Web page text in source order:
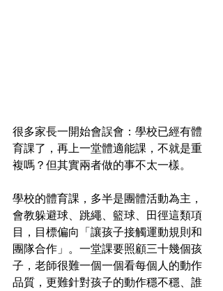
很多家長一開始會誤會：學校已經有體
育課了，再上一堂體適能課，不就是重
複嗎？但其實兩者做的事不太一樣。
學校的體育課，多半是團體活動為主，
會教躲避球、跳繩、籃球、田徑這類項
目，目標偏向「讓孩子接觸運動規則和
團隊合作」。一堂課要照顧三十幾個孩
子，老師很難一個一個看每個人的動作
品質，更難針對孩子的動作穩不穩、誰